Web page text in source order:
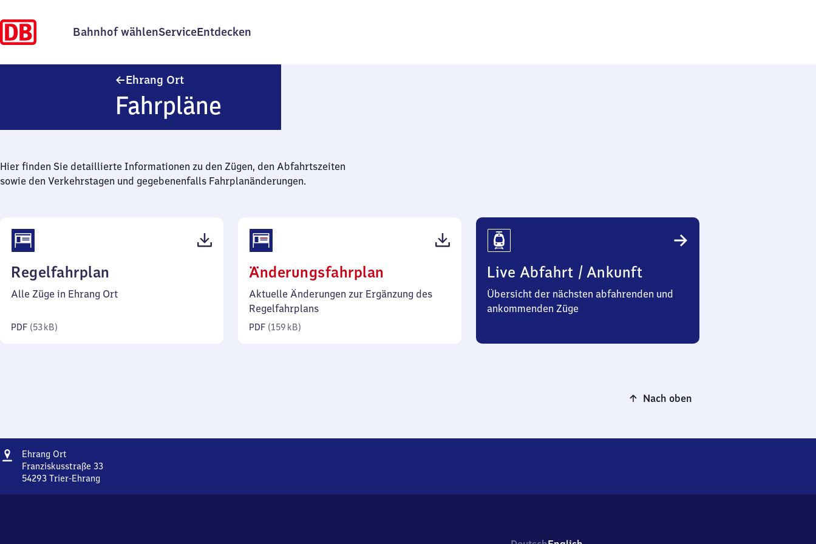
Bahnhof wählenServiceEntdecken
Ehrang Ort
Fahrpläne
Hier finden Sie detaillierte Informationen zu den Zügen, den Abfahrtszeiten
sowie den Verkehrstagen und gegebenenfalls Fahrplanänderungen.
Regelfahrplan
53
Alle Züge in Ehrang Ort
PDF (53 kB)
Änderungsfahrplan
159
Aktuelle Änderungen zur Ergänzung des
Regelfahrplans
PDF (159 kB)
Live Abfahrt / Ankunft
Übersicht der nächsten abfahrenden und
ankommenden Züge
Nach oben
Adresse
Ehrang Ort
Ort
Franziskusstraße 33
54293 Trier-Ehrang